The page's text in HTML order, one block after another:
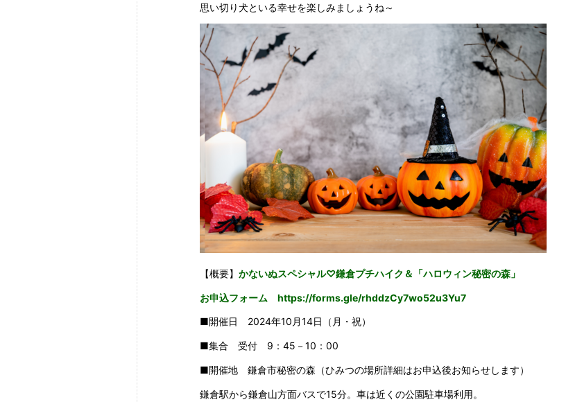
思い切り犬といる幸せを楽しみましょうね～
【概要】 かないぬスペシャル♡鎌倉プチハイク＆「ハロウィン秘密の森」
お申込フォーム https://forms.gle/rhddzCy7wo52u3Yu7
■開催日 2024年10月14日（月・祝）
■集合 受付 9：45－10：00
■開催地 鎌倉市秘密の森（ひみつの場所詳細はお申込後お知らせします）
鎌倉駅から鎌倉山方面バスで15分。車は近くの公園駐車場利用。